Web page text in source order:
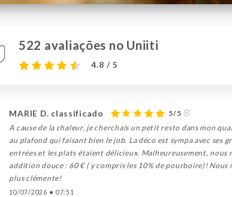
522 avaliações no Uniiti
4.8 / 5
MARIE D. classificado
5/5
A cause de la chaleur, je cherchais un petit resto dans mon
au plafond qui faisant bien le job. La déco est sympa avec ses
entrées et les plats étaient délicieux. Malheureusement,
addition douce : 60 € ( y compris les 10% de pourboire)!
plus clémente!
10/07/2026 • 07:51